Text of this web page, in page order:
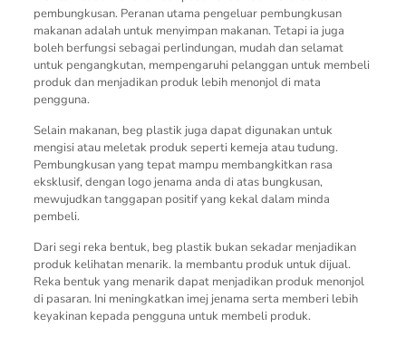
pembungkusan. Peranan utama pengeluar pembungkusan
makanan adalah untuk menyimpan makanan. Tetapi ia juga
boleh berfungsi sebagai perlindungan, mudah dan selamat
untuk pengangkutan, mempengaruhi pelanggan untuk membeli
produk dan menjadikan produk lebih menonjol di mata
pengguna.
Selain makanan, beg plastik juga dapat digunakan untuk
mengisi atau meletak produk seperti kemeja atau tudung.
Pembungkusan yang tepat mampu membangkitkan rasa
eksklusif, dengan logo jenama anda di atas bungkusan,
mewujudkan tanggapan positif yang kekal dalam minda
pembeli.
Dari segi reka bentuk, beg plastik bukan sekadar menjadikan
produk kelihatan menarik. Ia membantu produk untuk dijual.
Reka bentuk yang menarik dapat menjadikan produk menonjol
di pasaran. Ini meningkatkan imej jenama serta memberi lebih
keyakinan kepada pengguna untuk membeli produk.